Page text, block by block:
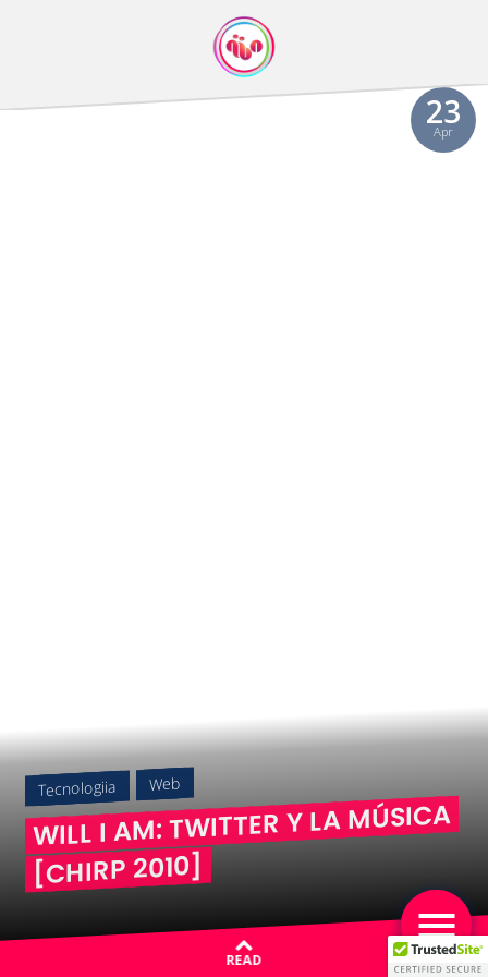
23
Apr
Tecnologiia Web
WILL I AM: TWITTER Y LA MÚSICA
[CHIRP 2010]
READ